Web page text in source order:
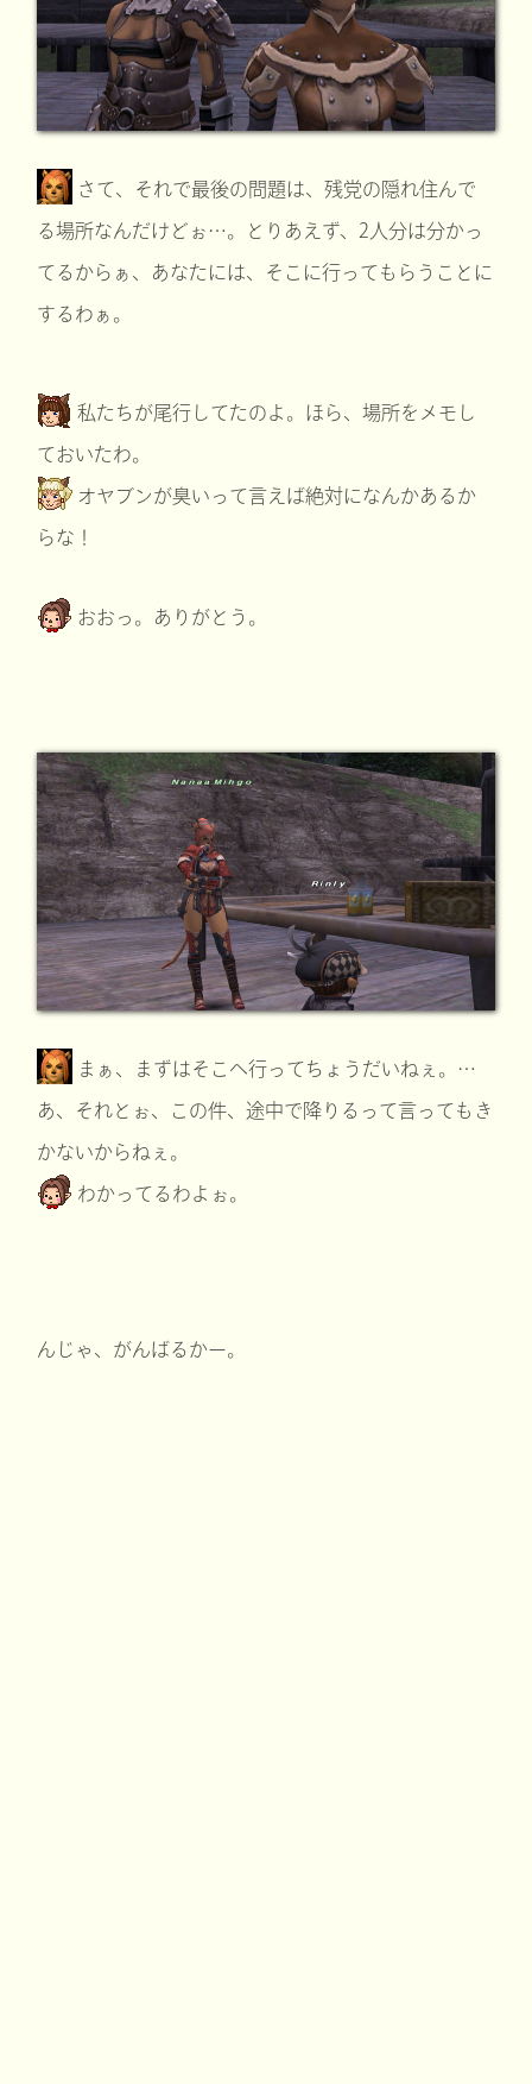
さて、それで最後の問題は、残党の隠れ住んで
る場所なんだけどぉ…。とりあえず、2人分は分かっ
てるからぁ、あなたには、そこに行ってもらうことに
するわぁ。
私たちが尾行してたのよ。ほら、場所をメモし
ておいたわ。
オヤブンが臭いって言えば絶対になんかあるか
らな！
おおっ。ありがとう。
まぁ、まずはそこへ行ってちょうだいねぇ。…
あ、それとぉ、この件、途中で降りるって言ってもき
かないからねぇ。
わかってるわよぉ。
んじゃ、がんばるかー。